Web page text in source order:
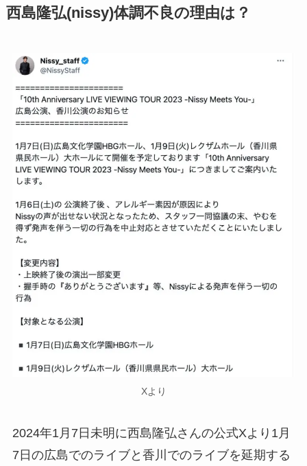
西島隆弘(nissy)体調不良の理由は？
Xより
2024年1月7日未明に西島隆弘さんの公式Xより1月
7日の広島でのライブと香川でのライブを延期する